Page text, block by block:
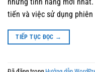
những tính năng mới
tiến và việc sử dụng phiên
TIẾP TỤC ĐỌC →